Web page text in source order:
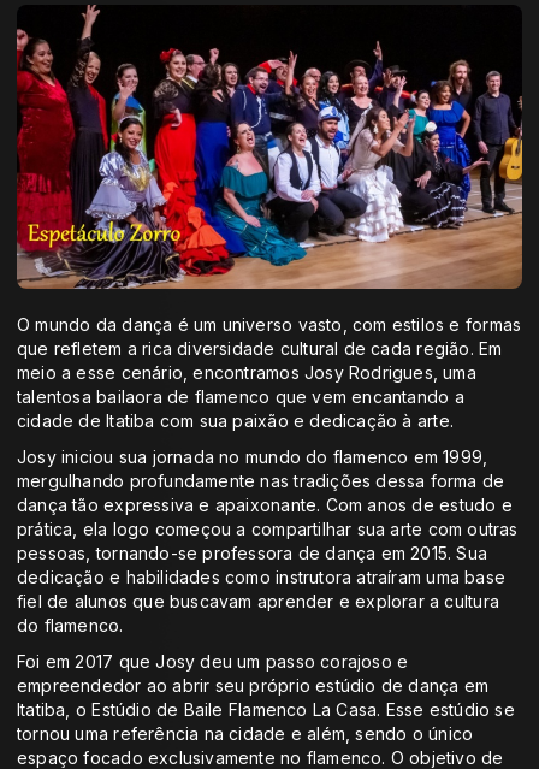
O mundo da dança é um universo vasto, com estilos e formas
que refletem a rica diversidade cultural de cada região. Em
meio a esse cenário, encontramos Josy Rodrigues, uma
talentosa bailaora de flamenco que vem encantando a
cidade de Itatiba com sua paixão e dedicação à arte.
Josy iniciou sua jornada no mundo do flamenco em 1999,
mergulhando profundamente nas tradições dessa forma de
dança tão expressiva e apaixonante. Com anos de estudo e
prática, ela logo começou a compartilhar sua arte com outras
pessoas, tornando-se professora de dança em 2015. Sua
dedicação e habilidades como instrutora atraíram uma base
fiel de alunos que buscavam aprender e explorar a cultura
do flamenco.
Foi em 2017 que Josy deu um passo corajoso e
empreendedor ao abrir seu próprio estúdio de dança em
Itatiba, o Estúdio de Baile Flamenco La Casa. Esse estúdio se
tornou uma referência na cidade e além, sendo o único
espaço focado exclusivamente no flamenco. O objetivo de